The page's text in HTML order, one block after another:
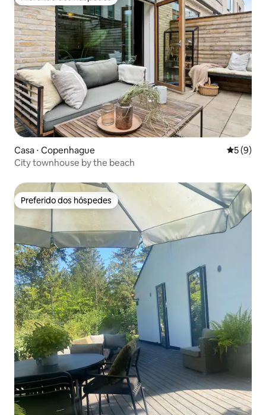
Casa ⋅ Copenhague 5 de
5 (9)
City townhouse by the beach
Preferido dos hóspedes
Preferido dos hóspedes